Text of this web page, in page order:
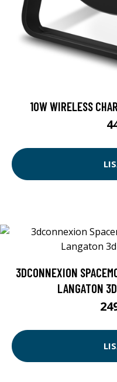
10W WIRELESS
3DCONNEXION
LANGATON